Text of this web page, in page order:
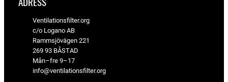
Ventilationsfilter.org
c/o Logano AB
Rammsjövägen 221
269 93 BÅSTAD
Mån–fre 9–17
info@ventilationsfilter.org